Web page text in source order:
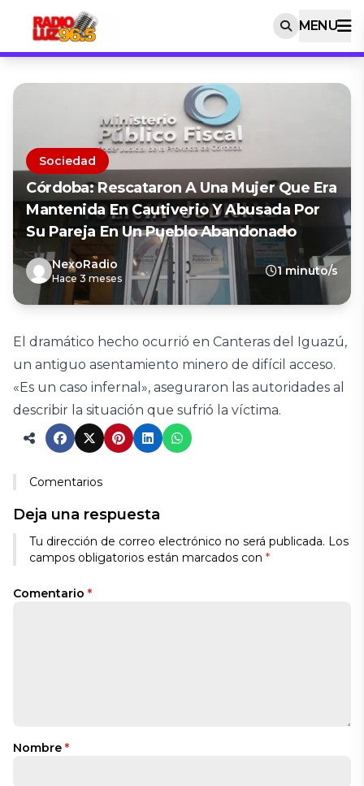
MENU
Sociedad
Córdoba: Rescataron A Una Mujer Que Era
Mantenida En Cautiverio Y Abusada Por
Su Pareja En Un Pueblo Abandonado
NexoRadio
Hace 3 meses
1 minuto/s
El dramático hecho ocurrió en Canteras del Iguazú,
un antiguo asentamiento minero de difícil acceso.
«Es un caso infernal», aseguraron las autoridades al
describir la situación que sufrió la víctima.
Comentarios
Deja una respuesta
Tu dirección de correo electrónico no será publicada. Los
campos obligatorios están marcados con *
Comentario *
Nombre *